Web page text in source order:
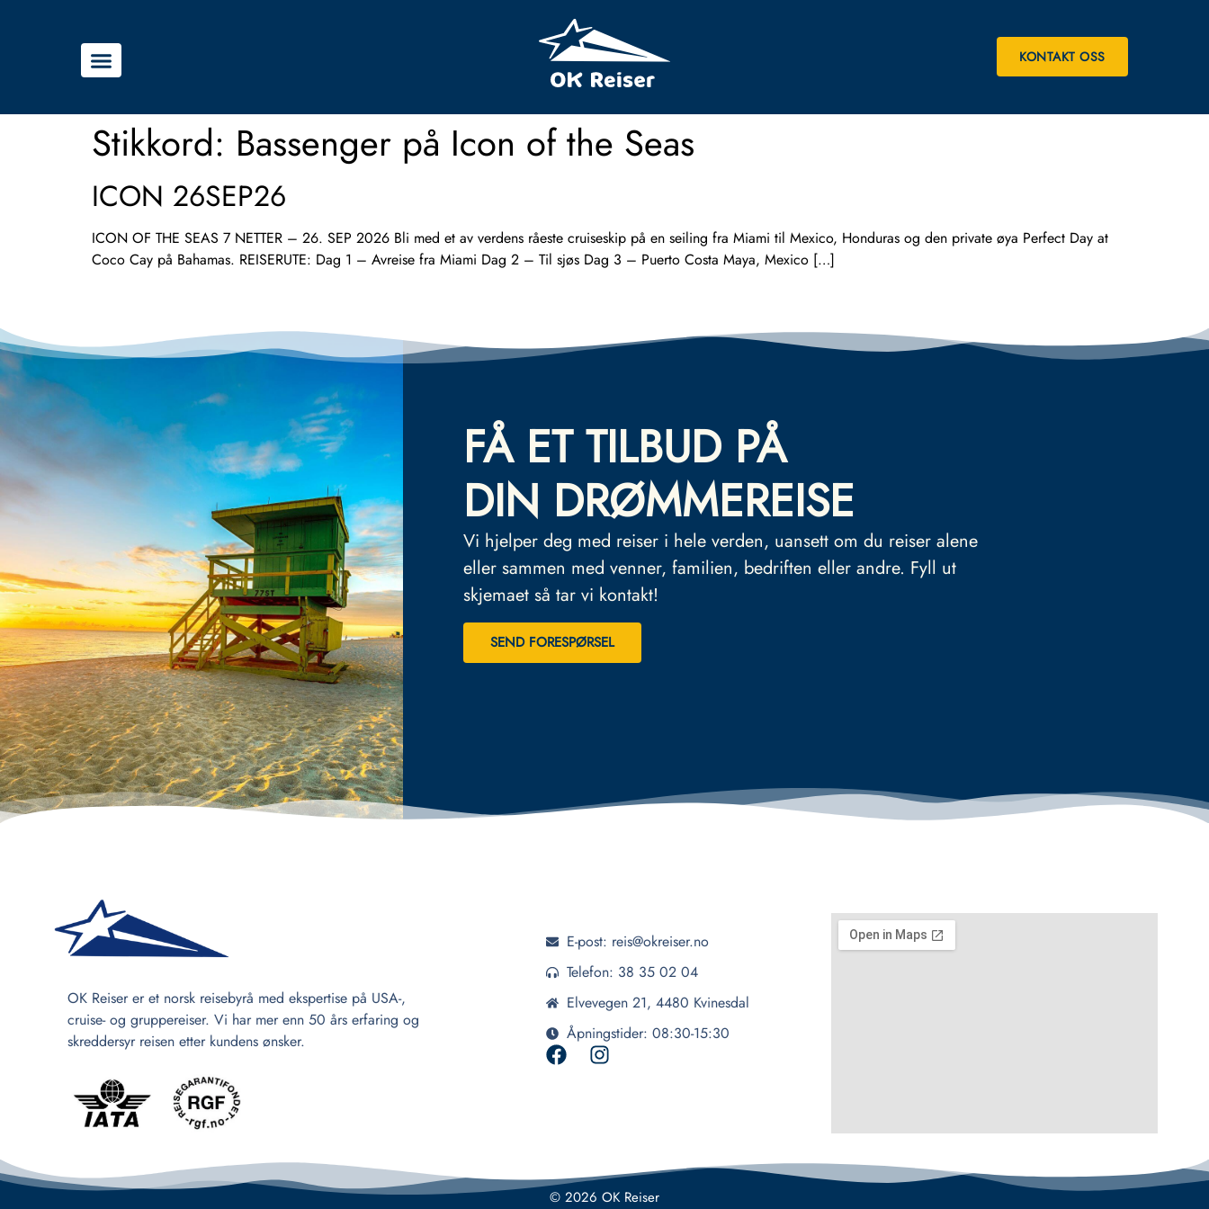
KONTAKT OSS
Stikkord: Bassenger på Icon of the Seas
ICON 26SEP26
ICON OF THE SEAS 7 NETTER – 26. SEP 2026 Bli med et av verdens råeste cruiseskip på en seiling fra Miami til Mexico, Honduras og den private øya Perfect Day at
Coco Cay på Bahamas. REISERUTE: Dag 1 – Avreise fra Miami Dag 2 – Til sjøs Dag 3 – Puerto Costa Maya, Mexico […]
FÅ ET TILBUD PÅ
DIN DRØMMEREISE
Vi hjelper deg med reiser i hele verden, uansett om du reiser alene
eller sammen med venner, familien, bedriften eller andre. Fyll ut
skjemaet så tar vi kontakt!
SEND FORESPØRSEL
OK Reiser er et norsk reisebyrå med ekspertise på USA-,
cruise- og gruppereiser. Vi har mer enn 50 års erfaring og
skreddersyr reisen etter kundens ønsker.
E-post: reis@okreiser.no
Telefon: 38 35 02 04
Elvevegen 21, 4480 Kvinesdal
Åpningstider: 08:30-15:30
© 2026 OK Reiser